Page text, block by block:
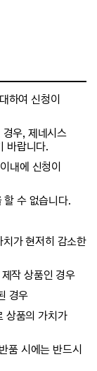
하여 신청이
우, 제네시스
바랍니다.
내에 신청이
할 수 없습니다.
치가 현저히 감소한
작 상품인 경우
경우
상품의 가치가
품 시에는 반드시